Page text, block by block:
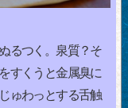
るつく。泉質？そ
すくうと金属臭に
ゅわっとする舌触